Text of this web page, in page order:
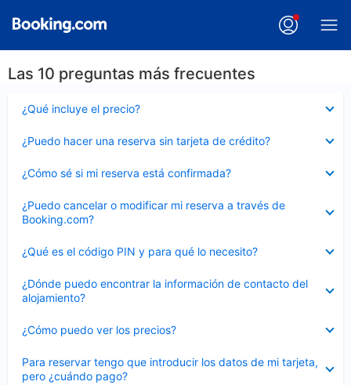
Las 10 preguntas más frecuentes
¿Qué incluye el precio?
cerrado
¿Puedo hacer una reserva sin tarjeta de crédito?
cerrado
¿Cómo sé si mi reserva está confirmada?
cerrado
¿Puedo cancelar o modificar mi reserva a través de
Booking.com?
cerrado
¿Qué es el código PIN y para qué lo necesito?
cerrado
¿Dónde puedo encontrar la información de contacto del
alojamiento?
cerrado
¿Cómo puedo ver los precios?
cerrado
Para reservar tengo que introducir los datos de mi tarjeta,
pero ¿cuándo pago?
cerrado